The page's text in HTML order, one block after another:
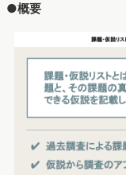
●概要